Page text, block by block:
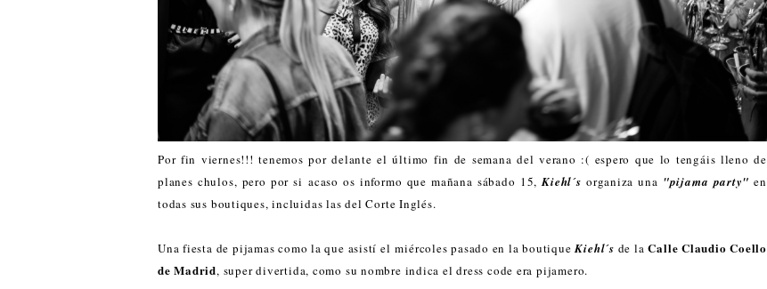
Por fin viernes!!! tenemos por delante el último fin de semana del verano :( espero que lo tengáis lleno de
planes chulos, pero por si acaso os informo que mañana sábado 15, Kiehl´s organiza una "pijama party" en
todas sus boutiques, incluidas las del Corte Inglés.
Una fiesta de pijamas como la que asistí el miércoles pasado en la boutiqueKiehl´s de laCalle Claudio Coello
de Madrid, super divertida, como su nombre indica el dress code era pijamero.